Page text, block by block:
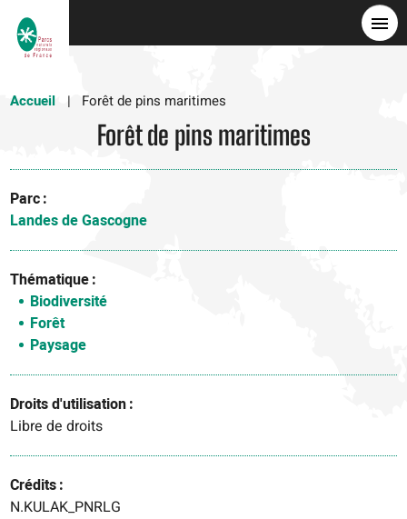
Accueil
Forêt de pins maritimes
Forêt de pins maritimes
Parc
Landes de Gascogne
Thématique
Biodiversité
Forêt
Paysage
Droits d'utilisation
Libre de droits
Crédits
N.KULAK_PNRLG